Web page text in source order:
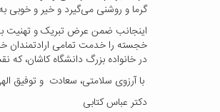
گرما و روشنی می‌گیرد و خیر و خوبی
اینجانب ضمن عرض تبریک و تهنیت
خجسته را خدمت تمامی ارادتمندان
در خانواده بزرگ دانشگاه کاشان،
با آرزوی سلامتی، سعادت و توفیق
دکتر عباس کتابی